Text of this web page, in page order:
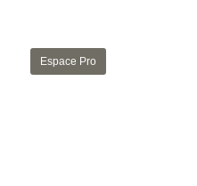
Espace Pro